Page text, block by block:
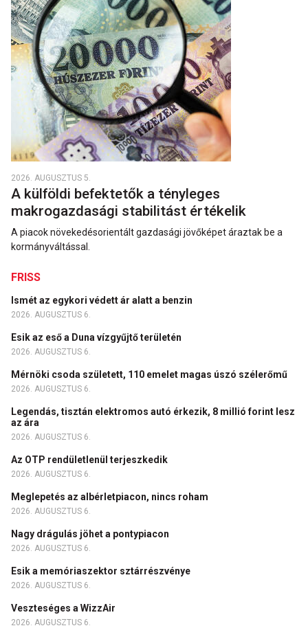
2026. AUGUSZTUS 5.
A külföldi befektetők a tényleges
makrogazdasági stabilitást értékelik
A piacok növekedésorientált gazdasági jövőképet áraztak be a
kormányváltással.
FRISS
Ismét az egykori védett ár alatt a benzin
2026. AUGUSZTUS 6.
Esik az eső a Duna vízgyűjtő területén
2026. AUGUSZTUS 6.
Mérnöki csoda született, 110 emelet magas úszó szélerőmű
2026. AUGUSZTUS 6.
Legendás, tisztán elektromos autó érkezik, 8 millió forint lesz
az ára
2026. AUGUSZTUS 6.
Az OTP rendületlenül terjeszkedik
2026. AUGUSZTUS 6.
Meglepetés az albérletpiacon, nincs roham
2026. AUGUSZTUS 6.
Nagy drágulás jöhet a pontypiacon
2026. AUGUSZTUS 6.
Esik a memóriaszektor sztárrészvénye
2026. AUGUSZTUS 6.
Veszteséges a WizzAir
2026. AUGUSZTUS 6.